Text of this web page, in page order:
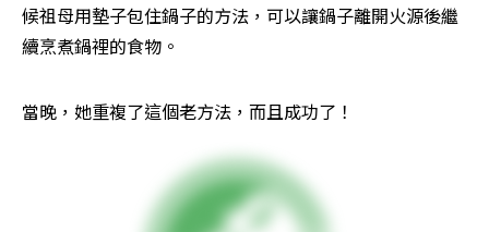
候祖母用墊子包住鍋子的方法，可以讓鍋子離開火源後繼
續烹煮鍋裡的食物。
當晚，她重複了這個老方法，而且成功了！